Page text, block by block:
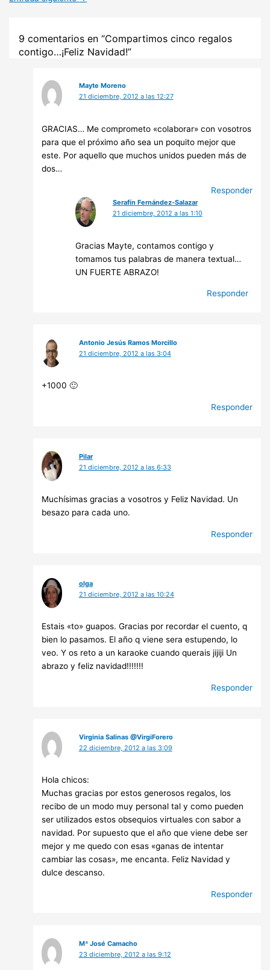
9 comentarios en “Compartimos cinco regalos
contigo…¡Feliz Navidad!”
Mayte Moreno
21 diciembre, 2012 a las 12:27
GRACIAS… Me comprometo «colaborar» con vosotros
para que el próximo año sea un poquito mejor que
este. Por aquello que muchos unidos pueden más de
dos…
Responder
Serafín Fernández-Salazar
21 diciembre, 2012 a las 1:10
Gracias Mayte, contamos contigo y
tomamos tus palabras de manera textual…
UN FUERTE ABRAZO!
Responder
Antonio Jesús Ramos Morcillo
21 diciembre, 2012 a las 3:04
+1000 🙂
Responder
Pilar
21 diciembre, 2012 a las 6:33
Muchísimas gracias a vosotros y Feliz Navidad. Un
besazo para cada uno.
Responder
olga
21 diciembre, 2012 a las 10:24
Estais «to» guapos. Gracias por recordar el cuento, q
bien lo pasamos. El año q viene sera estupendo, lo
veo. Y os reto a un karaoke cuando querais jijiji Un
abrazo y feliz navidad!!!!!!!
Responder
Virginia Salinas @VirgiForero
22 diciembre, 2012 a las 3:09
Hola chicos:
Muchas gracias por estos generosos regalos, los
recibo de un modo muy personal tal y como pueden
ser utilizados estos obsequios virtuales con sabor a
navidad. Por supuesto que el año que viene debe ser
mejor y me quedo con esas «ganas de intentar
cambiar las cosas», me encanta. Feliz Navidad y
dulce descanso.
Responder
Mª José Camacho
23 diciembre, 2012 a las 9:12